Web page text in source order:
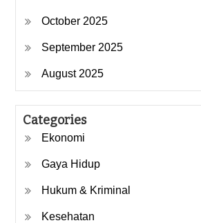
October 2025
September 2025
August 2025
Categories
Ekonomi
Gaya Hidup
Hukum & Kriminal
Kesehatan